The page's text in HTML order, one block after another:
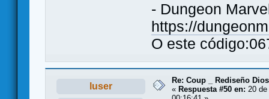
- Dungeon
https://
O este
luser
Re: Coup _ Rediseño
« Respuesta #50 en: 20